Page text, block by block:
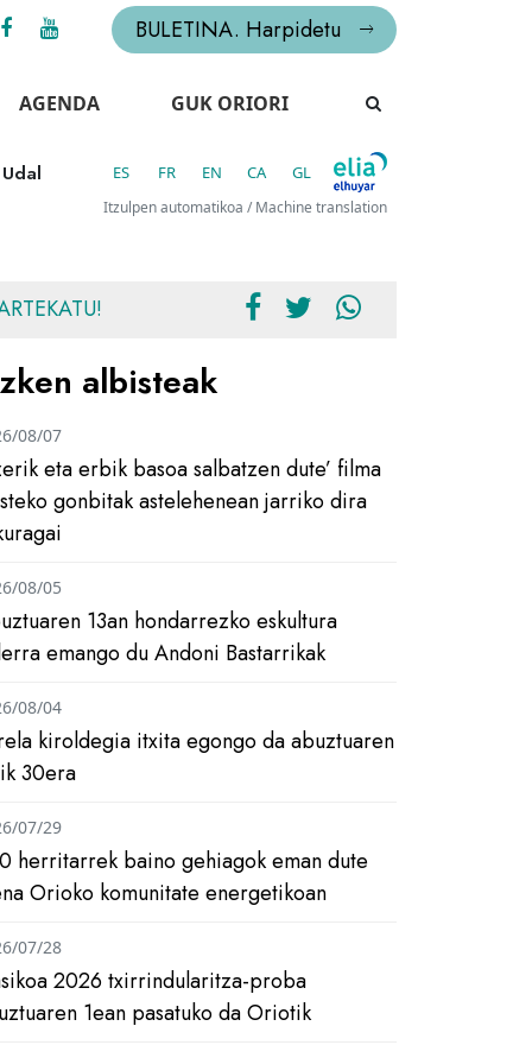
BULETINA. Harpidetu
AGENDA GUK ORIORI
ES FR EN CA GL
Itzulpen automatikoa / Machine translation
albisteak
eta erbik basoa salbatzen dute’ filma
gonbitak astelehenean jarriko dira
08/07
13an hondarrezko eskultura
emango du Andoni Bastarrikak
08/05
kiroldegia itxita egongo da abuztuaren
30era
08/04
herritarrek baino gehiagok eman dute
Orioko komunitate energetikoan
07/29
2026 txirrindularitza-proba
1ean pasatuko da Oriotik
07/28